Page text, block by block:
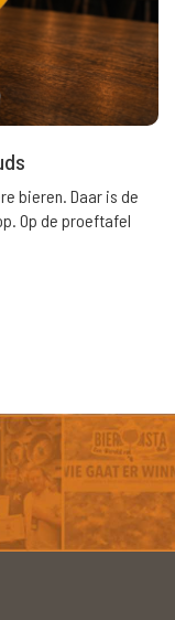
bieren. Daar is de
Op de proeftafel